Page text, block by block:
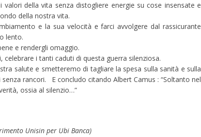
della vita senza distogliere energie su cose insensate e
della nostra vita.
e la sua velocità e farci avvolgere dal rassicurante
lento.
e rendergli omaggio.
i tanti caduti di questa guerra silenziosa.
salute e smetteremo di tagliare la spesa sulla sanità e sulla
rancori. E concludo citando Albert Camus : “Soltanto nel
ossia al silenzio…”
Unisin per Ubi Banca)